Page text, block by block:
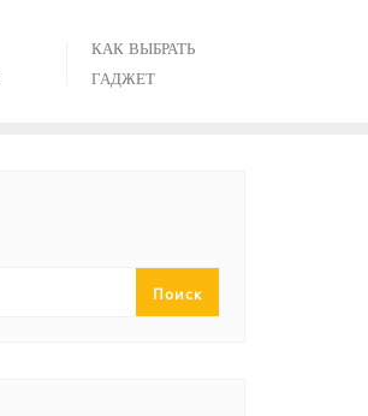
КАК ВЫБРАТЬ
ГАДЖЕТ
Поиск